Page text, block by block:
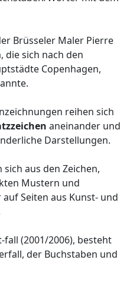
Brüsseler Maler Pierre
die sich nach den
Copenhagen,
reihen sich
aneinander und
Darstellungen.
aus den Zeichen,
Mustern und
Seiten aus Kunst- und
(2001/2006), besteht
der Buchstaben und